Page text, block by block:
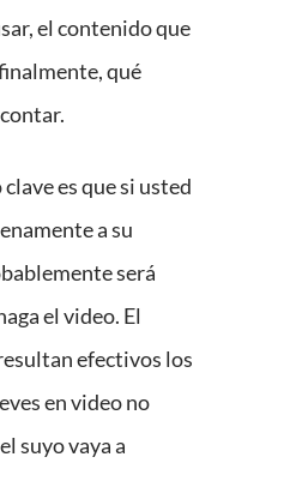
el contenido que
qué
es que si usted
a su
será
el video. El
efectivos los
en video no
suyo vaya a